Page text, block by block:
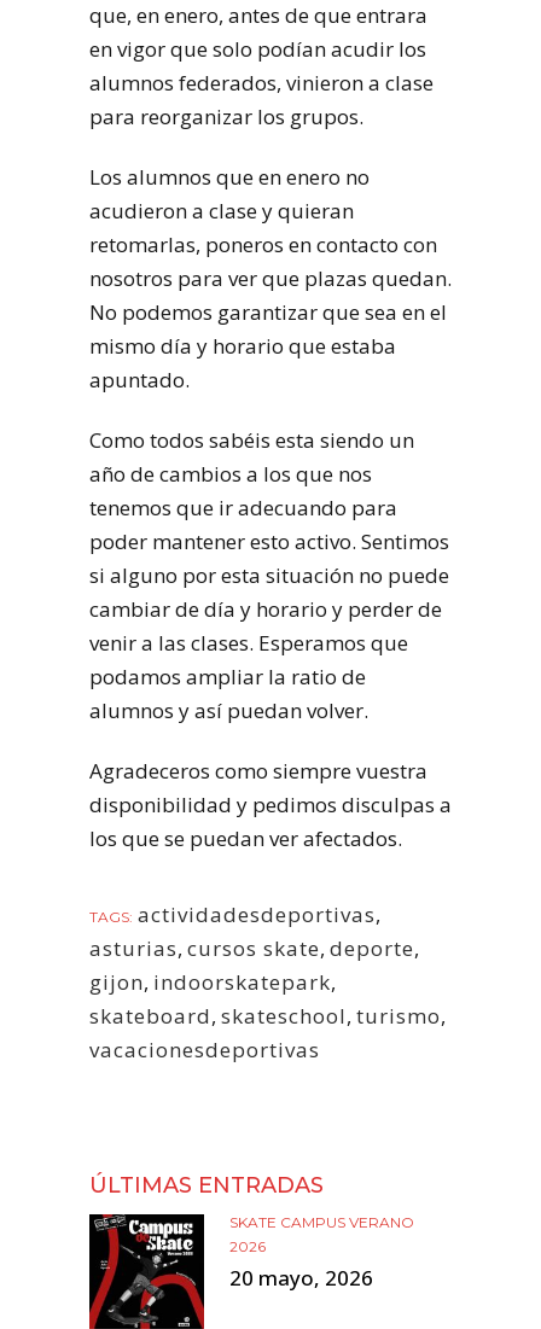
que, en enero, antes de que entrara
en vigor que solo podían acudir los
alumnos federados, vinieron a clase
para reorganizar los grupos.
Los alumnos que en enero no
acudieron a clase y quieran
retomarlas, poneros en contacto con
nosotros para ver que plazas quedan.
No podemos garantizar que sea en el
mismo día y horario que estaba
apuntado.
Como todos sabéis esta siendo un
año de cambios a los que nos
tenemos que ir adecuando para
poder mantener esto activo. Sentimos
si alguno por esta situación no puede
cambiar de día y horario y perder de
venir a las clases. Esperamos que
podamos ampliar la ratio de
alumnos y así puedan volver.
Agradeceros como siempre vuestra
disponibilidad y pedimos disculpas a
los que se puedan ver afectados.
TAGS: actividadesdeportivas,
asturias, cursos skate, deporte,
gijon, indoorskatepark,
skateboard, skateschool, turismo,
vacacionesdeportivas
ÚLTIMAS ENTRADAS
SKATE CAMPUS VERANO
2026
20 mayo, 2026